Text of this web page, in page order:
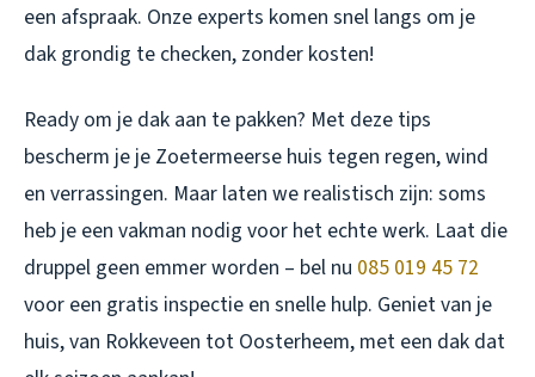
een afspraak. Onze experts komen snel langs om je
dak grondig te checken, zonder kosten!
Ready om je dak aan te pakken? Met deze tips
bescherm je je Zoetermeerse huis tegen regen, wind
en verrassingen. Maar laten we realistisch zijn: soms
heb je een vakman nodig voor het echte werk. Laat die
druppel geen emmer worden – bel nu 085 019 45 72
voor een gratis inspectie en snelle hulp. Geniet van je
huis, van Rokkeveen tot Oosterheem, met een dak dat